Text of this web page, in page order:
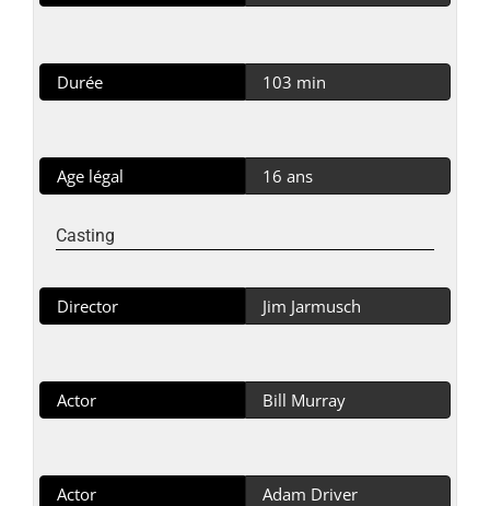
Durée 103 min
Age légal 16 ans
Casting
Director Jim Jarmusch
Actor Bill Murray
Actor Adam Driver